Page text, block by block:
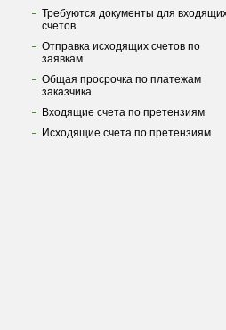
Требуются документы для
счетов
Отправка исходящих счетов по
заявкам
Общая просрочка по платежам
заказчика
Входящие счета по претензиям
Исходящие счета по претензиям